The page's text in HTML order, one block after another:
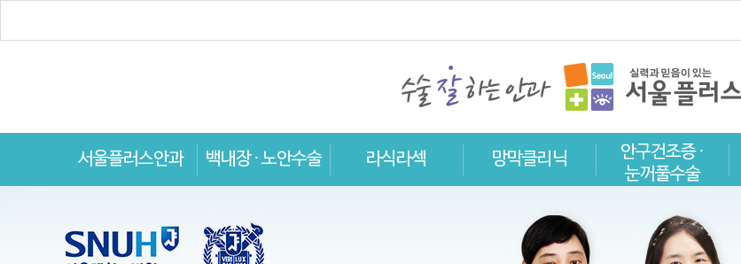
서울플러스안과 백내장 · 노안수술 라식라섹 망막클리닉
안구건조증 ·
눈꺼풀수술